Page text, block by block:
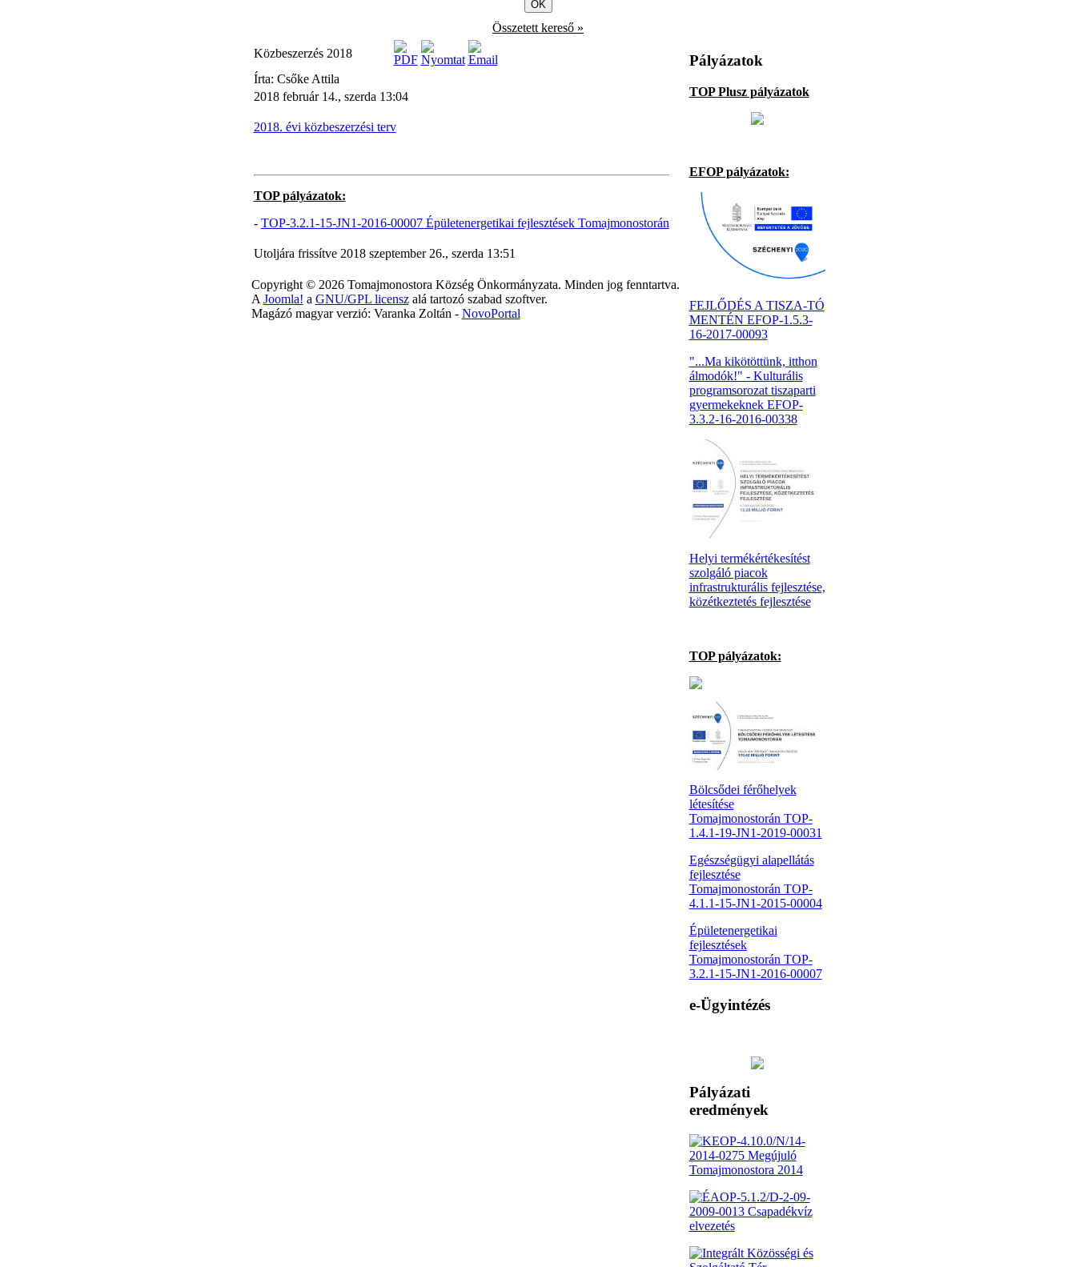
Összetett kereső »
Közbeszerzés 2018
Írta: Csőke Attila
2018 február 14., szerda 13:04
2018. évi közbeszerzési terv
TOP pályázatok:
- TOP-3.2.1-15-JN1-2016-00007 Épületenergetikai fejlesztések Tomajmonostorán
Utoljára frissítve 2018 szeptember 26., szerda 13:51
Copyright © 2026 Tomajmonostora Község Önkormányzata. Minden jog fenntartva.
A Joomla! a GNU/GPL licenszalá tartozó szabad szoftver.
Magázó magyar verzió: Varanka Zoltán - NovoPortal
Pályázatok
TOP Plusz pályázatok
EFOP pályázatok:
FEJLŐDÉS A TISZA-TÓ
MENTÉN EFOP-1.5.3-
16-2017-00093
"...Ma kikötöttünk, itthon
álmodók!" - Kulturális
programsorozat tiszaparti
gyermekeknek EFOP-
3.3.2-16-2016-00338
Helyi termékértékesítést
szolgáló piacok
infrastrukturális fejlesztése,
közétkeztetés fejlesztése
TOP pályázatok:
Bölcsődei férőhelyek
létesítése
Tomajmonostorán TOP-
1.4.1-19-JN1-2019-00031
Egészségügyi alapellátás
fejlesztése
Tomajmonostorán TOP-
4.1.1-15-JN1-2015-00004
Épületenergetikai
fejlesztések
Tomajmonostorán TOP-
3.2.1-15-JN1-2016-00007
e-Ügyintézés
Pályázati
eredmények